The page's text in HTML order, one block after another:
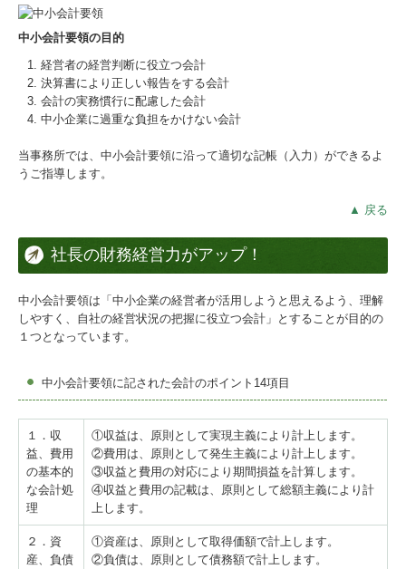
相続・遺言問題
交通事故
相続相談
ご相談の流れ
採用情報(税理士法人)
中小会計要領の目的
経営者の経営判断に役立つ会計
決算書により正しい報告をする会計
会計の実務慣行に配慮した会計
中小企業に過重な負担をかけない会計
当事務所では、中小会計要領に沿って適切な記帳（入力）ができるよ
うご指導します。
▲ 戻る
社長の財務経営力がアップ！
中小会計要領は「中小企業の経営者が活用しようと思えるよう、理解
しやすく、自社の経営状況の把握に役立つ会計」とすることが目的の
１つとなっています。
中小会計要領に記された会計のポイント14項目
１．収
益、費用
の基本的
な会計処
理
①収益は、原則として実現主義により計上します。
②費用は、原則として発生主義により計上します。
③収益と費用の対応により期間損益を計算します。
④収益と費用の記載は、原則として総額主義により計
上します。
２．資
産、負債
①資産は、原則として取得価額で計上します。
②負債は、原則として債務額で計上します。